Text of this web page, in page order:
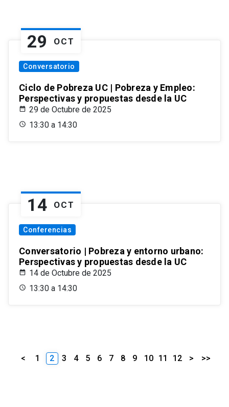
29 OCT
Conversatorio
Ciclo de Pobreza UC | Pobreza y Empleo:
Perspectivas y propuestas desde la UC
29 de Octubre de 2025
13:30 a 14:30
14 OCT
Conferencias
Conversatorio | Pobreza y entorno urbano:
Perspectivas y propuestas desde la UC
14 de Octubre de 2025
13:30 a 14:30
< 1 2 3 4 5 6 7 8 9 10 11 12 > >>